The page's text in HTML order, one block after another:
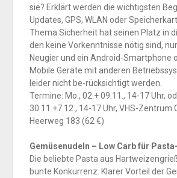
sie? Erklärt werden die wichtigsten
Updates, GPS, WLAN oder
Thema Sicherheit hat seinen Platz in
den keine Vorkenntnisse nötig sind,
Neugier und ein Android-Smartphone
Mobile Geräte mit anderen
leider nicht be-rücksichtigt werden.
Termine: Mo., 02.+ 09.11., 14-17 Uhr,
30.11.+7.12., 14-17 Uhr, VHS-Zentrum
Heerweg 183 (62 €)
Gemüsenudeln – Low Carb für
Die beliebte Pasta aus
bunte Konkurrenz. Klarer Vorteil der